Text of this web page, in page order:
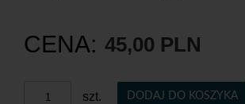
CENA: 45,00 PLN
szt. DODAJ DO KOSZYKA